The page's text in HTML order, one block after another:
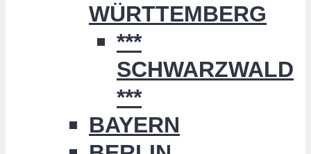
WÜRTTEMBERG
***
SCHWARZWALD
***
BAYERN